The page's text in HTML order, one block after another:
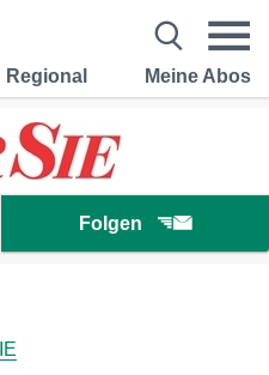
Regional Meine Abos
Folgen